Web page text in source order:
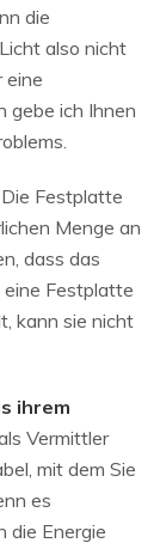
die
also nicht
eine
gebe ich Ihnen
Die Festplatte
Menge an
dass das
eine Festplatte
kann sie nicht
ihrem
Vermittler
mit dem Sie
es
die Energie